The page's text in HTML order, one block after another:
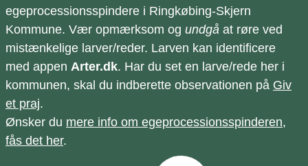
egeprocessionsspindere i Ringkøbing-Skjern
Kommune. Vær opmærksom og undgå at røre ved
mistænkelige larver/reder. Larven kan identificere
med appen Arter.dk. Har du set en larve/rede her i
kommunen, skal du indberette observationen på Giv
et praj.
Ønsker du mere info om egeprocessionsspinderen,
fås det her.